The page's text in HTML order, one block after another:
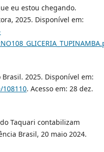
eu estou chegando.
2025. Disponível em:
2025. Disponível em:
. Acesso em: 28 dez.
do Taquari contabilizam
Brasil, 20 maio 2024.